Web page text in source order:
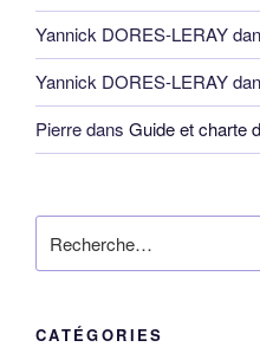
Yannick DORES-LERAY
Yannick DORES-LERAY
Pierredans Guide et charte
pour
CATÉGORIES